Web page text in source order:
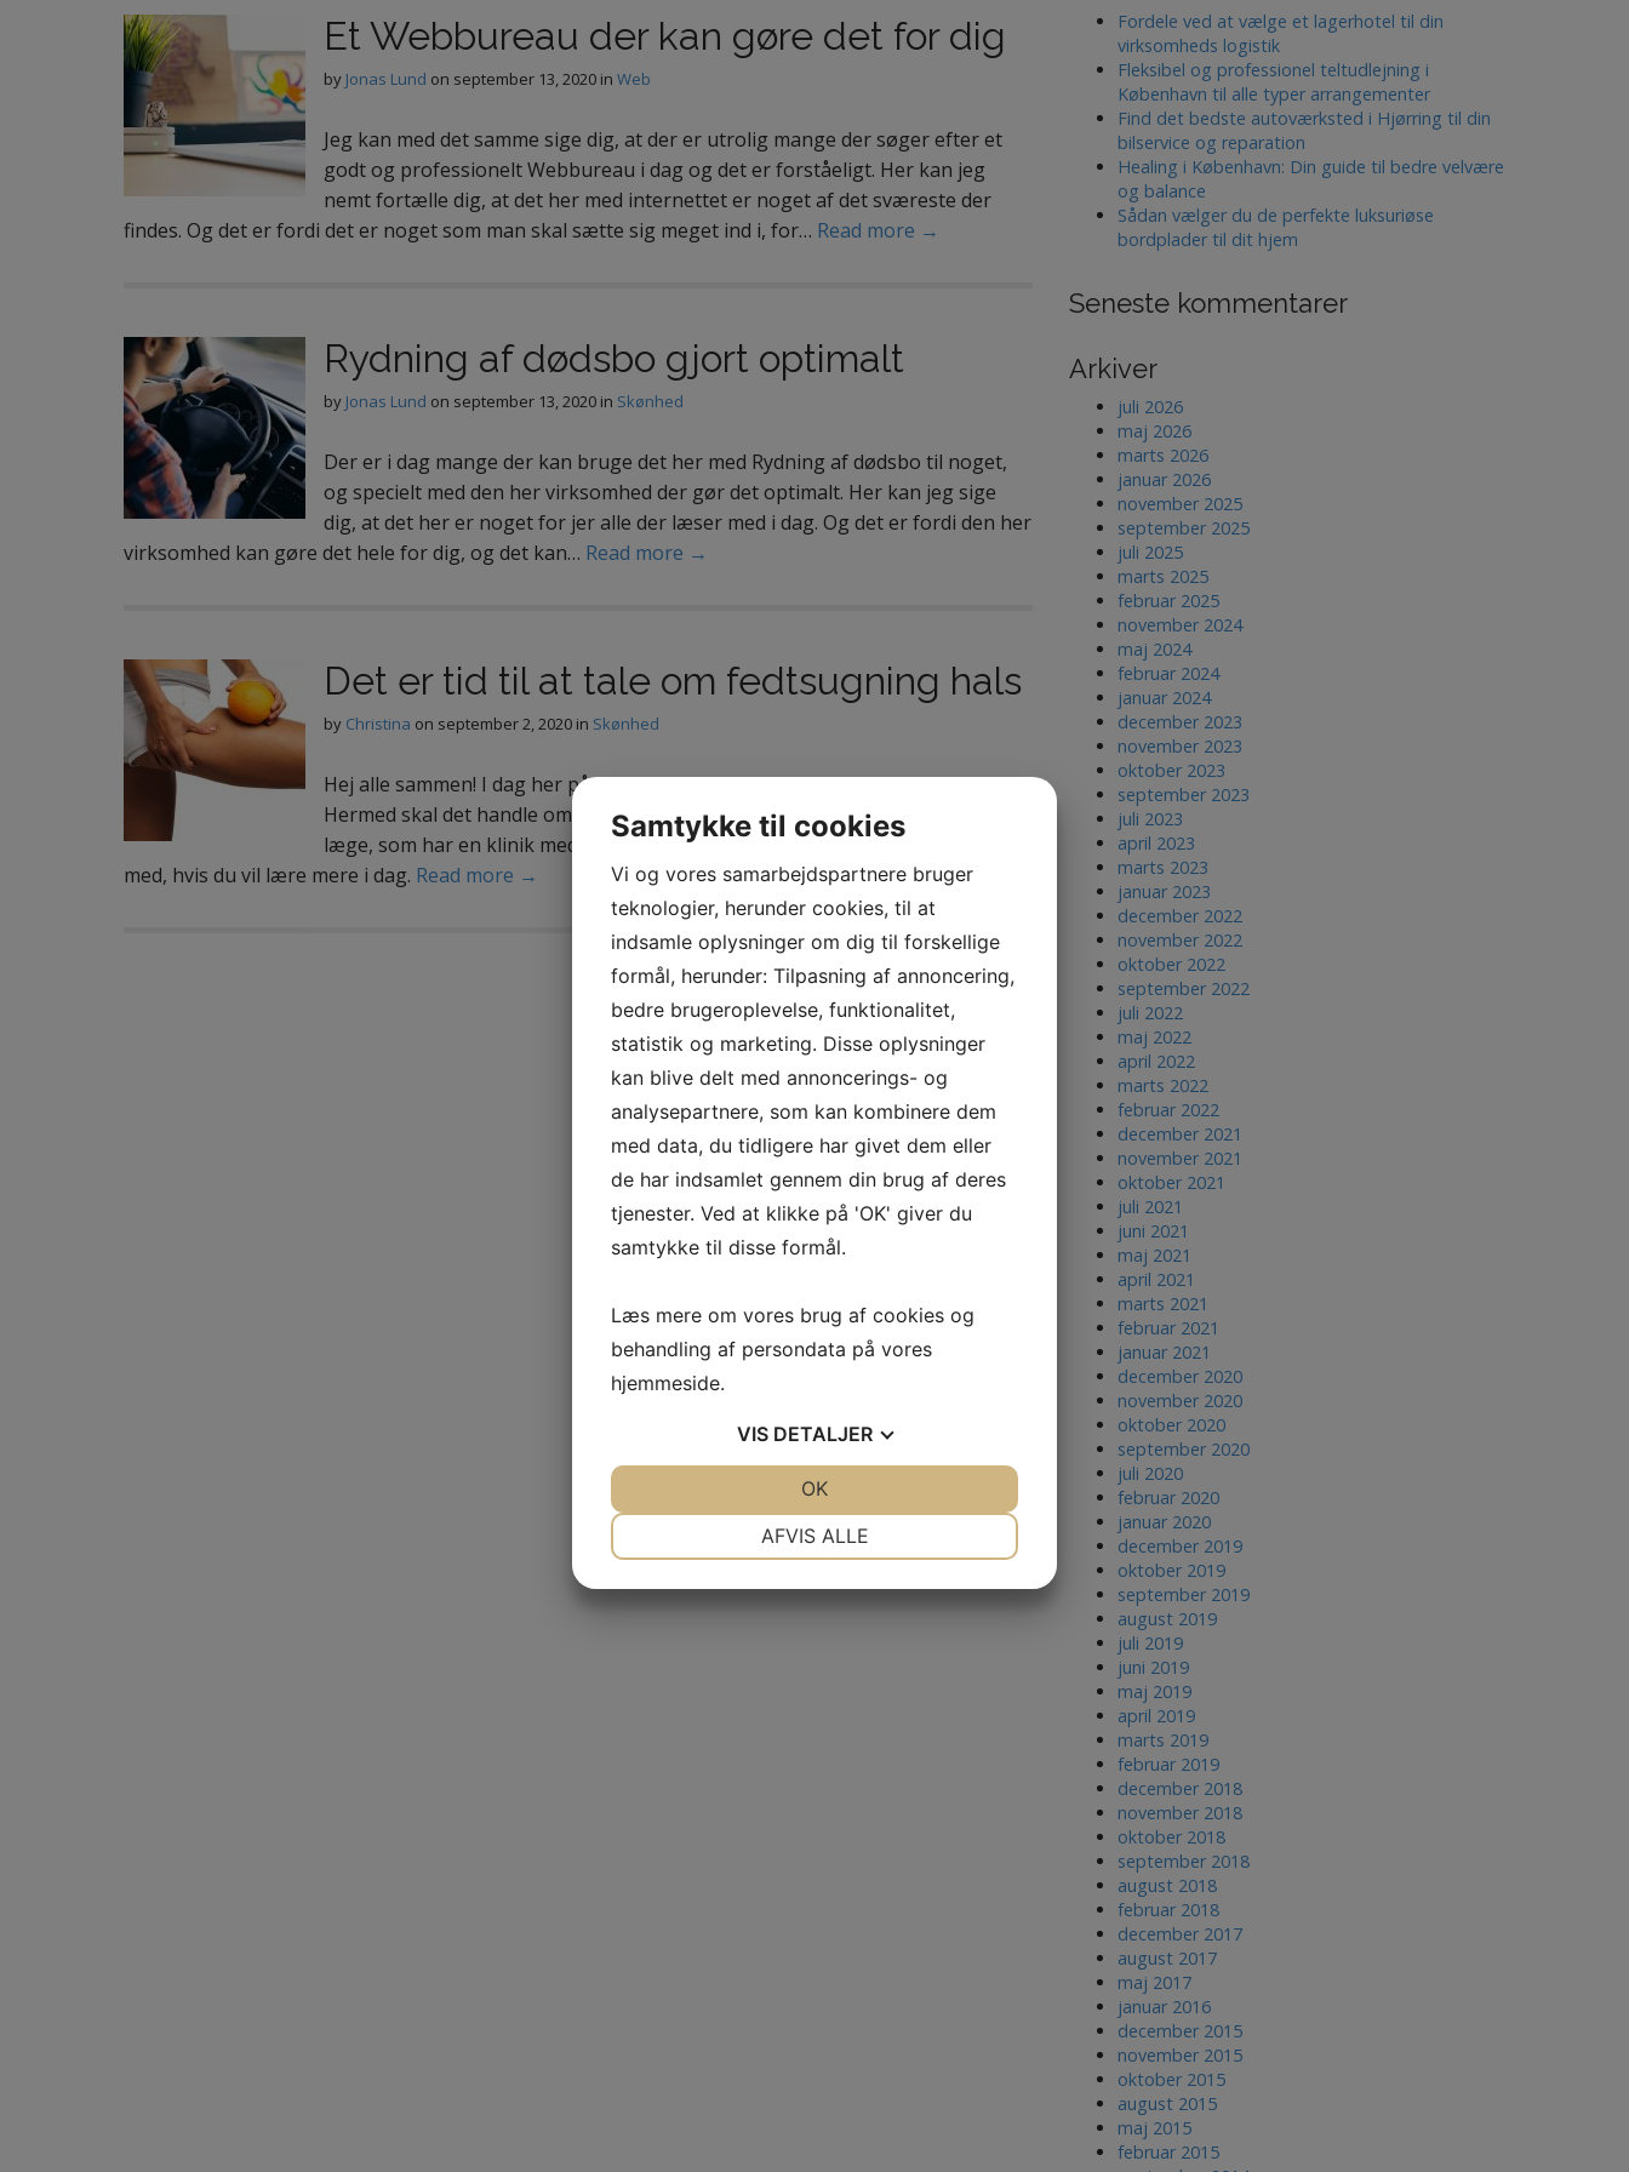
Et Webbureau der kan gøre det for dig
by Jonas Lund on september 13, 2020 in Web
Jeg kan med det samme sige dig, at der er utrolig mange der søger efter et
godt og professionelt Webbureau i dag og det er forståeligt. Her kan jeg
nemt fortælle dig, at det her med internettet er noget af det sværeste der
findes. Og det er fordi det er noget som man skal sætte sig meget ind i, for… Read more →
Rydning af dødsbo gjort optimalt
by Jonas Lund on september 13, 2020 in Skønhed
Der er i dag mange der kan bruge det her med Rydning af dødsbo til noget,
og specielt med den her virksomhed der gør det optimalt. Her kan jeg sige
dig, at det her er noget for jer alle der læser med i dag. Og det er fordi den her
virksomhed kan gøre det hele for dig, og det kan… Read more →
Det er tid til at tale om fedtsugning hals
by Christina on september 2, 2020 in Skønhed
Hej alle sammen! I dag her på bloggen handler det om fedtsugning af hals.
Hermed skal det handle om en helt bestemt kirurg, som er en super dygtig
læge, som har en klinik med mange års erfaring i netop fedtsugning. Læs
med, hvis du vil lære mere i dag. Read more →
Fordele ved at vælge et lagerhotel til din
virksomheds logistik
Fleksibel og professionel teltudlejning i
København til alle typer arrangementer
Find det bedste autoværksted i Hjørring til din
bilservice og reparation
Healing i København: Din guide til bedre velvære
og balance
Sådan vælger du de perfekte luksuriøse
bordplader til dit hjem
Seneste kommentarer
Arkiver
juli 2026
maj 2026
marts 2026
januar 2026
november 2025
september 2025
juli 2025
marts 2025
februar 2025
november 2024
maj 2024
februar 2024
januar 2024
december 2023
november 2023
oktober 2023
september 2023
juli 2023
april 2023
marts 2023
januar 2023
december 2022
november 2022
oktober 2022
september 2022
juli 2022
maj 2022
april 2022
marts 2022
februar 2022
december 2021
november 2021
oktober 2021
juli 2021
juni 2021
maj 2021
april 2021
marts 2021
februar 2021
januar 2021
december 2020
november 2020
oktober 2020
september 2020
juli 2020
februar 2020
januar 2020
december 2019
oktober 2019
september 2019
august 2019
juli 2019
juni 2019
maj 2019
april 2019
marts 2019
februar 2019
december 2018
november 2018
oktober 2018
september 2018
august 2018
februar 2018
december 2017
august 2017
maj 2017
januar 2016
december 2015
november 2015
oktober 2015
august 2015
maj 2015
februar 2015
Samtykke til cookies
Vi og vores samarbejdspartnere bruger
teknologier, herunder cookies, til at
indsamle oplysninger om dig til forskellige
formål, herunder: Tilpasning af annoncering,
bedre brugeroplevelse, funktionalitet,
statistik og marketing. Disse oplysninger
kan blive delt med annoncerings- og
analysepartnere, som kan kombinere dem
med data, du tidligere har givet dem eller
de har indsamlet gennem din brug af deres
tjenester. Ved at klikke på 'OK' giver du
samtykke til disse formål.
Læs mere om vores brug af cookies og
behandling af persondata på vores
hjemmeside.
VIS DETALJER
AFVIS ALLE
OK